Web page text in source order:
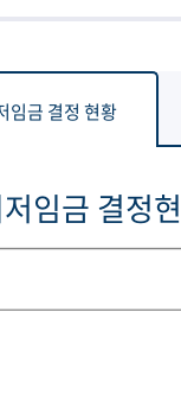
임금 결정 현황
임금 결정